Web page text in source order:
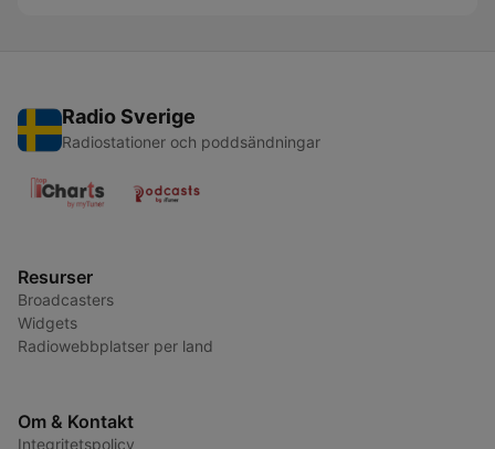
Radio Sverige
Radiostationer och poddsändningar
Resurser
Broadcasters
Widgets
Radiowebbplatser per land
Om & Kontakt
Integritetspolicy